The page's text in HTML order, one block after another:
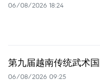
06/08/2026 18:24
第九届越南传统武术
06/08/2026 09:25